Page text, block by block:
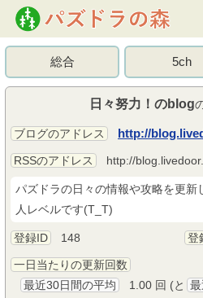
総合 5ch
日々努力！のblog
ブログのアドレス http://
RSSのアドレス http://
パズドラの日々の情報や攻略を更新
人レベルです(T_T)
登録ID 148 登
一日当たりの更新回数
最近30日間の平均
1.00 回 (と